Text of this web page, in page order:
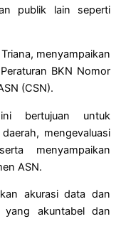
publik lain seperti
menyampaikan
BKN Nomor
(CSN).
bertujuan untuk
mengevaluasi
menyampaikan
ASN.
akurasi data dan
yang akuntabel dan